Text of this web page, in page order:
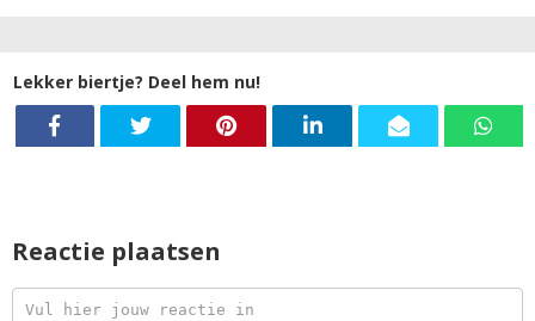
Lekker biertje? Deel hem nu!
Reactie plaatsen